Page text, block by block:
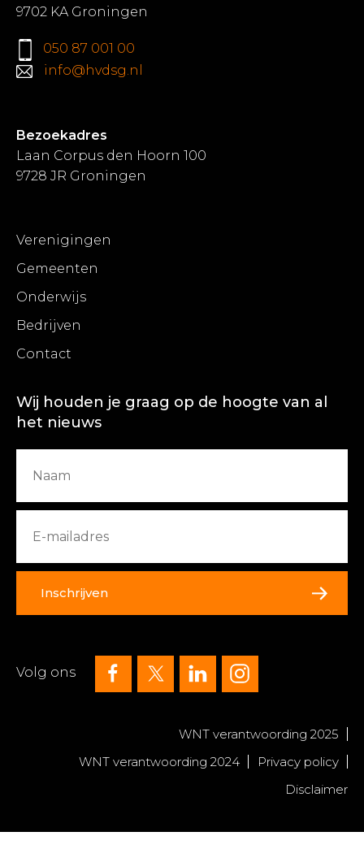
9702 KA Groningen
050 87 001 00
info@hvdsg.nl
Bezoekadres
Laan Corpus den Hoorn 100
9728 JR Groningen
Verenigingen
Gemeenten
Onderwijs
Bedrijven
Contact
Wij houden je graag op de hoogte van al
het nieuws
Inschrijven
Volg ons
WNT verantwoording 2025
WNT verantwoording 2024
Privacy policy
Disclaimer